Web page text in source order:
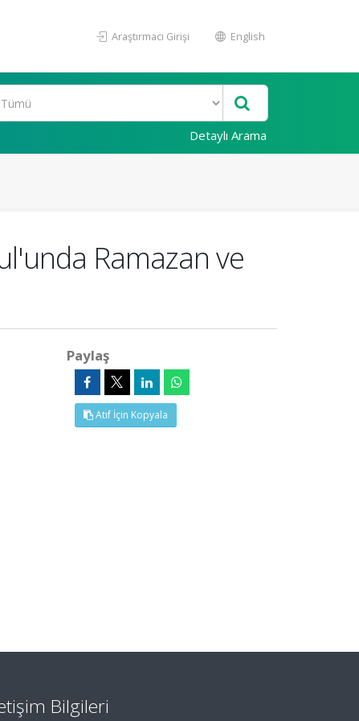
Araştırmacı Girişi English
Detaylı Arama
Ramazan ve
Paylaş
Atıf İçin Kopyala
Bilgileri